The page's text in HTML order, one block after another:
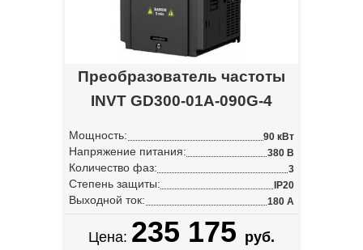
Преобразователь частоты
INVT GD300-01A-090G-4
Мощность: 90 кВт
Напряжение питания: 380 В
Количество фаз: 3
Степень защиты: IP20
Выходной ток: 180 А
Цена: 235 175 руб.